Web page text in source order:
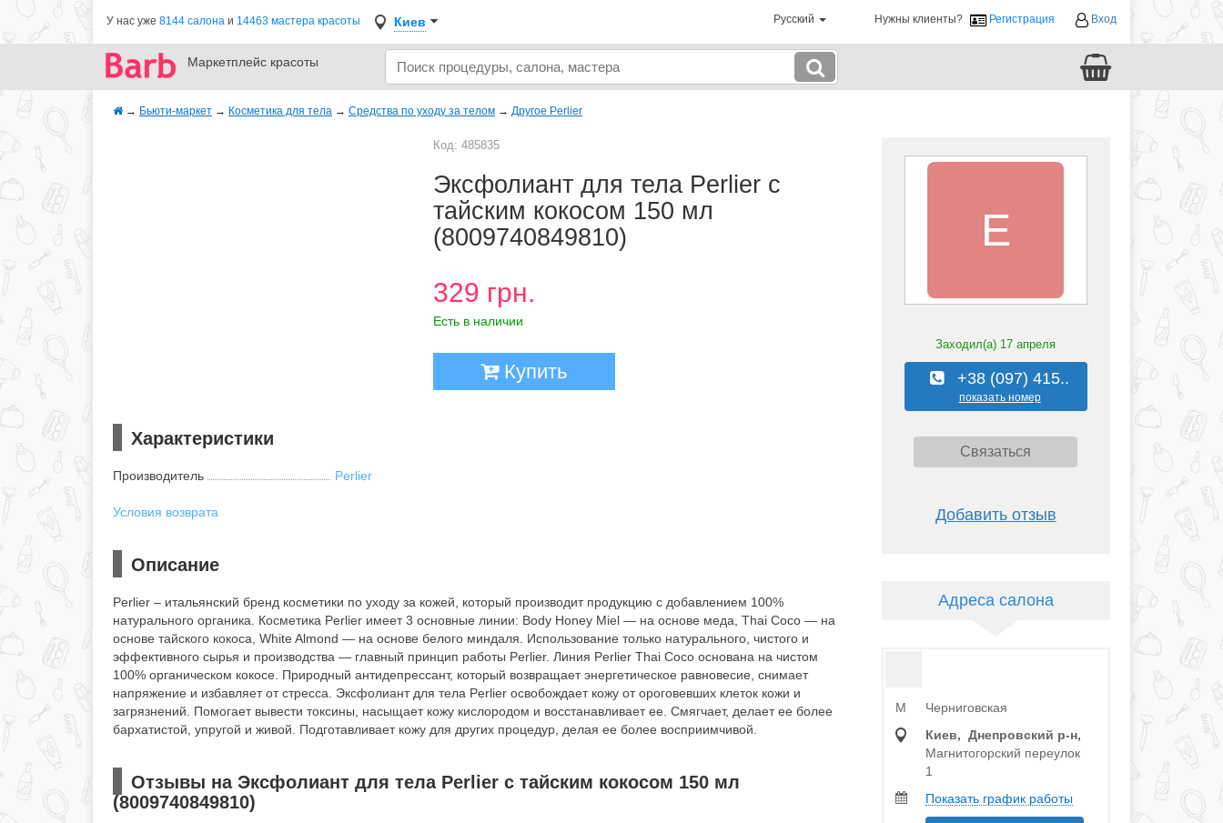
У нас уже 8144 салона и 14463 мастера красоты Киев Русский Нужны клиенты? Регистрация Вход
Маркетплейс красоты
→ Бьюти-маркет → Косметика для тела → Средства по уходу за телом → Другое Perlier
Код: 485835
Эксфолиант для тела Perlier с
тайским кокосом 150 мл
(8009740849810)
329 грн.
Есть в наличии
Купить
Характеристики
Производитель Perlier
Условия возврата
Описание
Perlier – итальянский бренд косметики по уходу за кожей, который производит продукцию с добавлением 100%
натурального органика. Косметика Perlier имеет 3 основные линии: Body Honey Miel — на основе меда, Thai Coco — на
основе тайского кокоса, White Almond — на основе белого миндаля. Использование только натурального, чистого и
эффективного сырья и производства — главный принцип работы Perlier. Линия Perlier Thai Coco основана на чистом
100% органическом кокосе. Природный антидепрессант, который возвращает энергетическое равновесие, снимает
напряжение и избавляет от стресса. Эксфолиант для тела Perlier освобождает кожу от ороговевших клеток кожи и
загрязнений. Помогает вывести токсины, насыщает кожу кислородом и восстанавливает ее. Смягчает, делает ее более
бархатистой, упругой и живой. Подготавливает кожу для других процедур, делая ее более восприимчивой.
Отзывы на Эксфолиант для тела Perlier с тайским кокосом 150 мл
(8009740849810)
E
Заходил(а) 17 апреля
+38 (097) 415..
показать номер
Связаться
Добавить отзыв
Адреса салона
M
Черниговская
Киев, Днепровский р‑н,
Магнитогорский переулок
1
Показать график работы